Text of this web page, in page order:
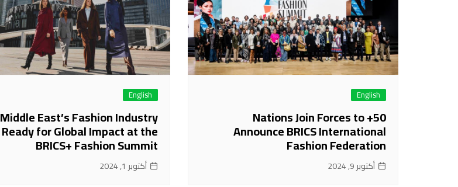
English
50+ Nations Join Forces to
Announce BRICS International
Fashion Federation
أكتوبر 9, 2024
English
Middle East’s Fashion Industry
Ready for Global Impact at the
BRICS+ Fashion Summit
أكتوبر 1, 2024